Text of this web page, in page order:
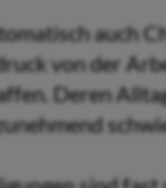
auch
von der
Deren